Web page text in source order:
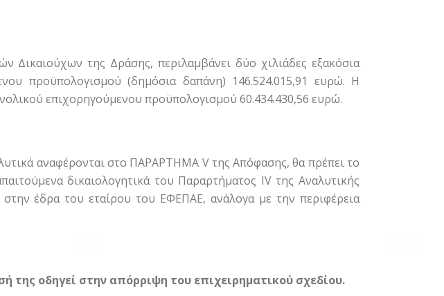
της Δράσης, περιλαμβάνει δύο χιλιάδες εξακόσια
προϋπολογισμού (δημόσια δαπάνη) 146.524.015,91 ευρώ. Η
επιχορηγούμενου προϋπολογισμού 60.434.430,56 ευρώ.
αναφέρονται στο ΠΑΡΑΡΤΗΜΑ V της Απόφασης, θα πρέπει το
δικαιολογητικά του Παραρτήματος IV της Αναλυτικής
έδρα του εταίρου του ΕΦΕΠΑΕ, ανάλογα με την περιφέρεια
της οδηγεί στην απόρριψη του επιχειρηματικού σχεδίου.